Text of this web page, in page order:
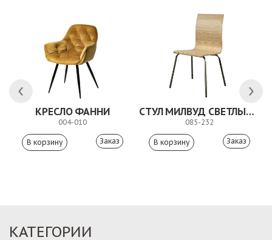
КРЕСЛО ФАННИ
004-010
Заказ
СТУЛ МИЛВУД СВЕТЛЫЙ ШЕЛК
085-232
Заказ
КАТЕГОРИИ